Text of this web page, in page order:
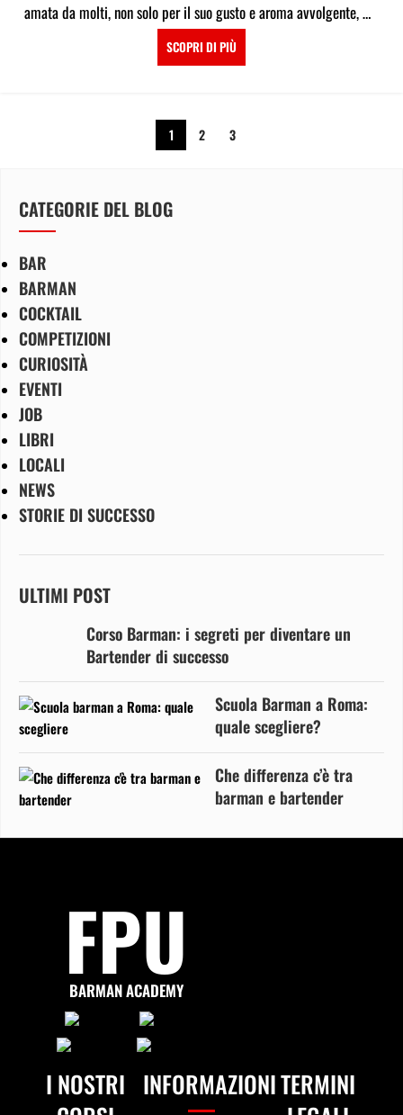
amata da molti, non solo per il suo gusto e aroma avvolgente, ma
an...
SCOPRI DI PIÙ
1 2 3
CATEGORIE DEL BLOG
BAR
BARMAN
COCKTAIL
COMPETIZIONI
CURIOSITÀ
EVENTI
JOB
LIBRI
LOCALI
NEWS
STORIE DI SUCCESSO
ULTIMI POST
Corso Barman: i segreti per diventare un
Bartender di successo
Scuola Barman a Roma:
quale scegliere?
Che differenza c’è tra
barman e bartender
FPU
BARMAN ACADEMY
I NOSTRI INFORMAZIONITERMINI